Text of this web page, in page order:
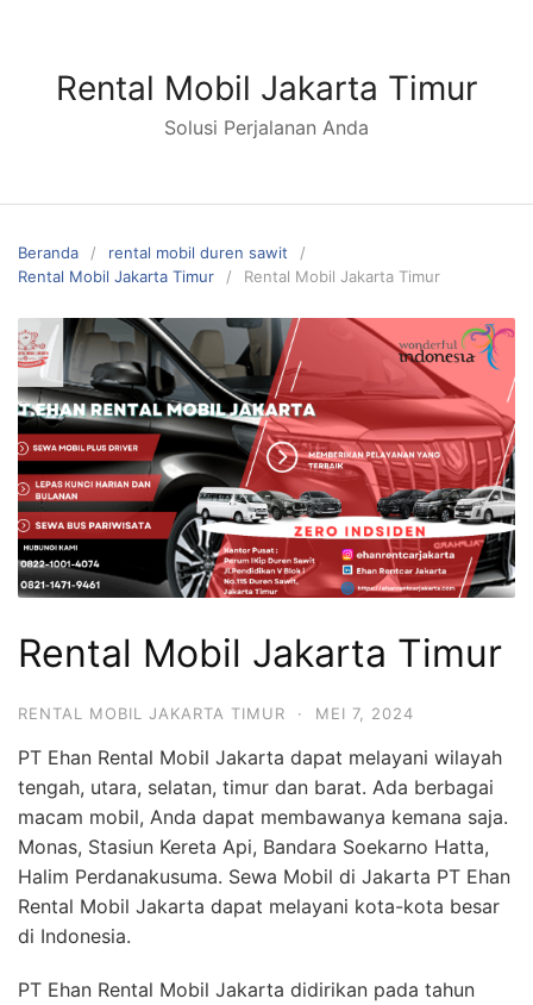
kontenRental Mobil Jakarta Timur
Solusi Perjalanan Anda
Beranda
rental mobil duren sawit
Rental Mobil Jakarta Timur
Rental Mobil Jakarta Timur
Rental Mobil Jakarta Timur
RENTAL MOBIL JAKARTA TIMUR · MEI 7, 2024
PT Ehan Rental Mobil Jakarta dapat melayani wilayah
tengah, utara, selatan, timur dan barat. Ada berbagai
macam mobil, Anda dapat membawanya kemana saja.
Monas, Stasiun Kereta Api, Bandara Soekarno Hatta,
Halim Perdanakusuma. Sewa Mobil di Jakarta PT Ehan
Rental Mobil Jakarta dapat melayani kota-kota besar
di Indonesia.
PT Ehan Rental Mobil Jakarta didirikan pada tahun